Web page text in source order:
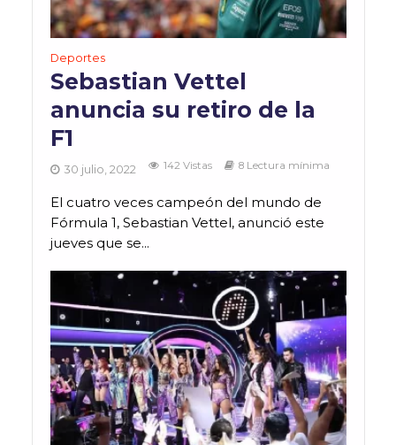
Deportes
Sebastian Vettel
anuncia su retiro de la
F1
30 julio, 2022 142 Vistas 8 Lectura mínima
El cuatro veces campeón del mundo de
Fórmula 1, Sebastian Vettel, anunció este
jueves que se...